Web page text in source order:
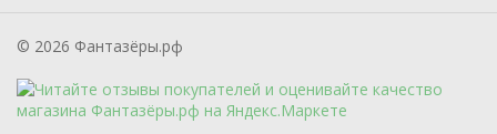
© 2026 Фантазёры.рф